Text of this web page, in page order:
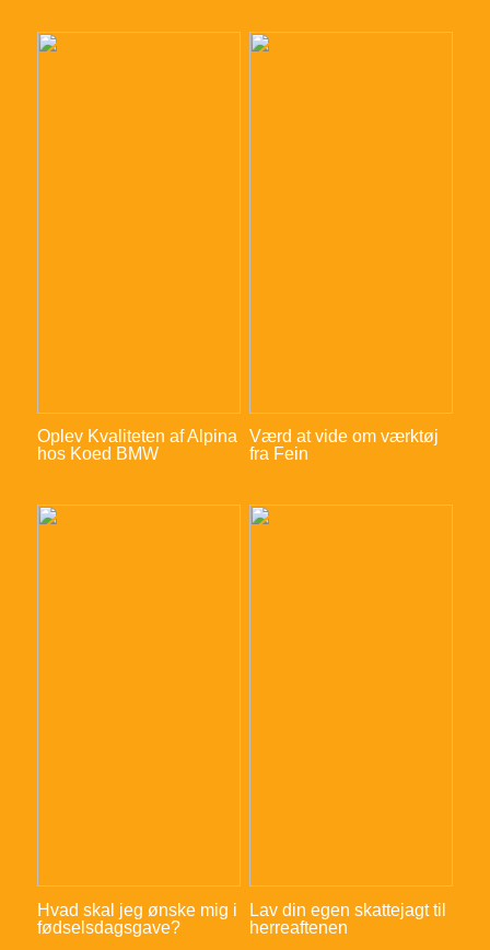
Oplev Kvaliteten af Alpina
hos Koed BMW
Værd at vide om værktøj
fra Fein
Hvad skal jeg ønske mig i
fødselsdagsgave?
Lav din egen skattejagt til
herreaftenen